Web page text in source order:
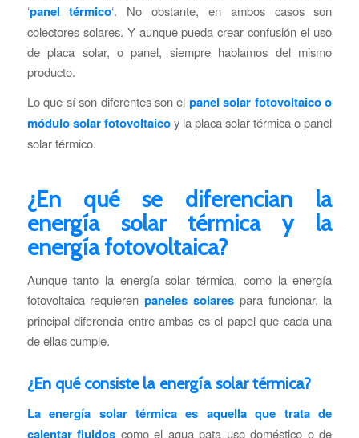
‘panel térmico‘. No obstante, en ambos casos son
colectores solares. Y aunque pueda crear confusión el uso
de placa solar, o panel, siempre hablamos del mismo
producto.
Lo que sí son diferentes son el panel solar fotovoltaico o
módulo solar fotovoltaicoy la placa solar térmica o panel
solar térmico.
¿En qué se diferencian la
energía solar térmica y la
energía fotovoltaica?
Aunque tanto la energía solar térmica, como la energía
fotovoltaica requierenpaneles solares para funcionar, la
principal diferencia entre ambas es el papel que cada una
de ellas cumple.
¿En qué consiste la energía solar térmica?
La energía solar térmica es aquella que trata de
calentar fluidos como el agua pata uso doméstico o de